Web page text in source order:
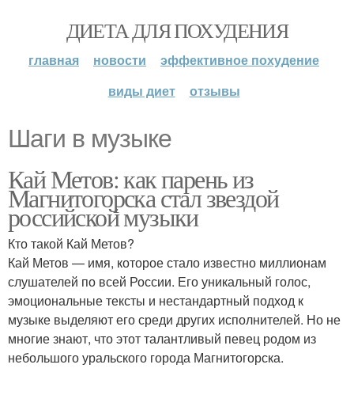
ДИЕТА ДЛЯ ПОХУДЕНИЯ
главная новости
эффективное похудение
виды диет
отзывы
Шаги в музыке
Кай Метов: как парень из
Магнитогорска стал звездой
российской музыки
Кто такой Кай Метов?
Кай Метов — имя, которое стало известно миллионам
слушателей по всей России. Его уникальный голос,
эмоциональные тексты и нестандартный подход к
музыке выделяют его среди других исполнителей. Но не
многие знают, что этот талантливый певец родом из
небольшого уральского города Магнитогорска.